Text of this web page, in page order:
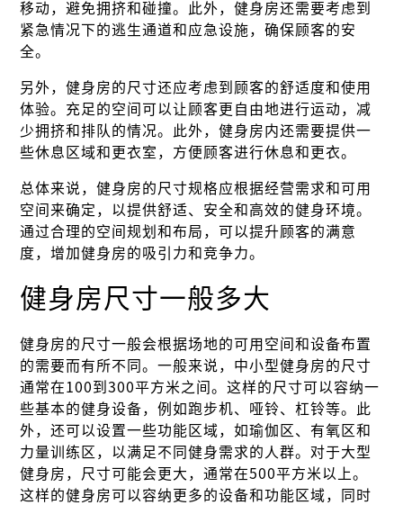
移动，避免拥挤和碰撞。此外，健身房还需要考虑到
紧急情况下的逃生通道和应急设施，确保顾客的安
全。
另外，健身房的尺寸还应考虑到顾客的舒适度和使用
体验。充足的空间可以让顾客更自由地进行运动，减
少拥挤和排队的情况。此外，健身房内还需要提供一
些休息区域和更衣室，方便顾客进行休息和更衣。
总体来说，健身房的尺寸规格应根据经营需求和可用
空间来确定，以提供舒适、安全和高效的健身环境。
通过合理的空间规划和布局，可以提升顾客的满意
度，增加健身房的吸引力和竞争力。
健身房尺寸一般多大
健身房的尺寸一般会根据场地的可用空间和设备布置
的需要而有所不同。一般来说，中小型健身房的尺寸
通常在100到300平方米之间。这样的尺寸可以容纳一
些基本的健身设备，例如跑步机、哑铃、杠铃等。此
外，还可以设置一些功能区域，如瑜伽区、有氧区和
力量训练区，以满足不同健身需求的人群。对于大型
健身房，尺寸可能会更大，通常在500平方米以上。
这样的健身房可以容纳更多的设备和功能区域，同时